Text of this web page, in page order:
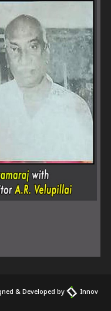
& Developed by
Innov